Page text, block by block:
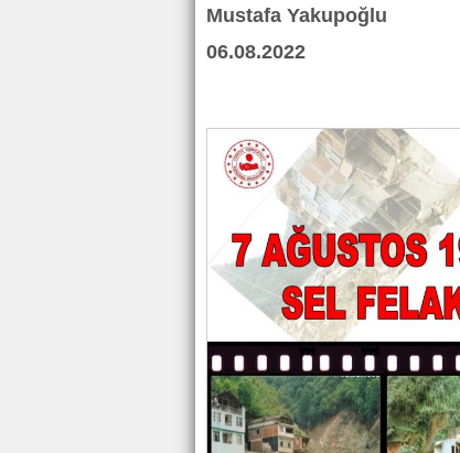
Mustafa Yakupoğlu
06.08.2022